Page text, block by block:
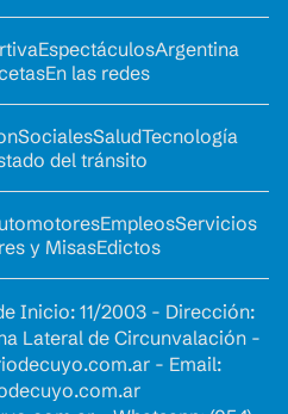
EspectáculosArgentina
En las redes
SocialesSaludTecnología
del tránsito
EmpleosServicios
y MisasEdictos
Inicio: 11/2003 - Dirección:
Lateral de Circunvalación -
- Email: